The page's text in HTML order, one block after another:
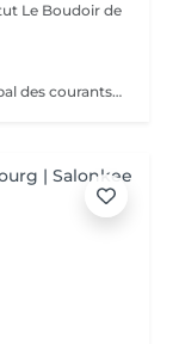
Le Boudoir de
Soin de 30mn, basé sur un rééquilibrage global des courants d'énergies dans le corps. La technique des polarités apporte une grande détente, soulage les douleurs et élimine tous les blocages énergétiques situés entre les articulations. Associé à 30mn de magnétisme crânien. Pour ce soin, vous pouvez rester habillé.